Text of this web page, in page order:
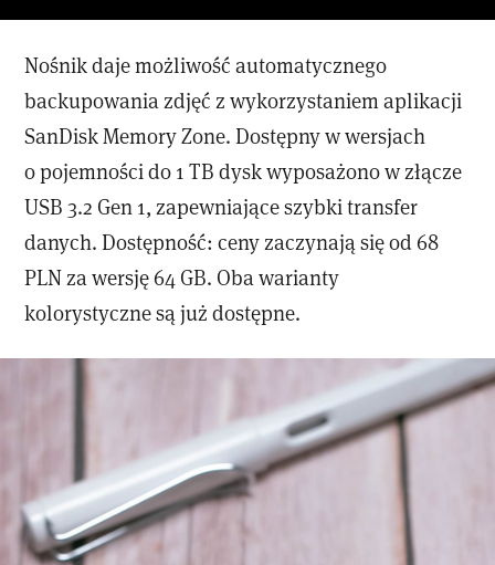
Nośnik daje możliwość automatycznego
backupowania zdjęć z wykorzystaniem aplikacji
SanDisk Memory Zone. Dostępny w wersjach
o pojemności do 1 TB dysk wyposażono w złącze
USB 3.2 Gen 1, zapewniające szybki transfer
danych. Dostępność: ceny zaczynają się od 68
PLN za wersję 64 GB. Oba warianty
kolorystyczne są już dostępne.